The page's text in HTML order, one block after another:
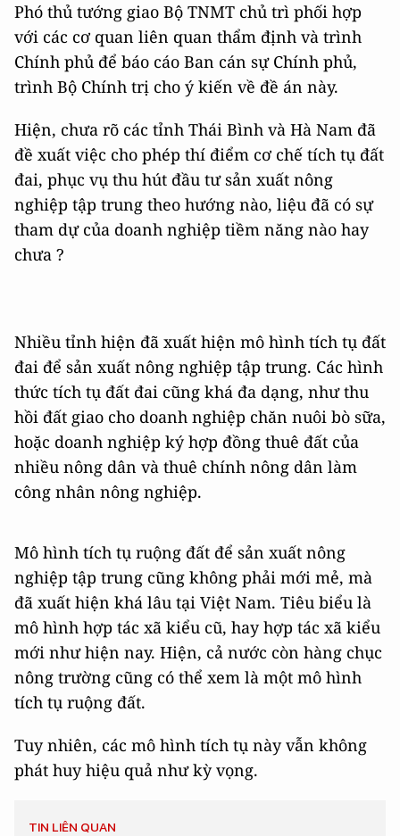
Phó thủ tướng giao Bộ TNMT chủ trì phối hợp
với các cơ quan liên quan thẩm định và trình
Chính phủ để báo cáo Ban cán sự Chính phủ,
trình Bộ Chính trị cho ý kiến về đề án này.
Hiện, chưa rõ các tỉnh Thái Bình và Hà Nam đã
đề xuất việc cho phép thí điểm cơ chế tích tụ đất
đai, phục vụ thu hút đầu tư sản xuất nông
nghiệp tập trung theo hướng nào, liệu đã có sự
tham dự của doanh nghiệp tiềm năng nào hay
chưa ?
Nhiều tỉnh hiện đã xuất hiện mô hình tích tụ đất
đai để sản xuất nông nghiệp tập trung. Các hình
thức tích tụ đất đai cũng khá đa dạng, như thu
hồi đất giao cho doanh nghiệp chăn nuôi bò sữa,
hoặc doanh nghiệp ký hợp đồng thuê đất của
nhiều nông dân và thuê chính nông dân làm
công nhân nông nghiệp.
Mô hình tích tụ ruộng đất để sản xuất nông
nghiệp tập trung cũng không phải mới mẻ, mà
đã xuất hiện khá lâu tại Việt Nam. Tiêu biểu là
mô hình hợp tác xã kiểu cũ, hay hợp tác xã kiểu
mới như hiện nay. Hiện, cả nước còn hàng chục
nông trường cũng có thể xem là một mô hình
tích tụ ruộng đất.
Tuy nhiên, các mô hình tích tụ này vẫn không
phát huy hiệu quả như kỳ vọng.
TIN LIÊN QUAN